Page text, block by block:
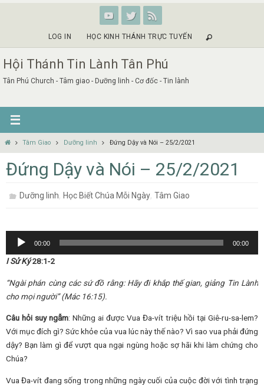
LOG IN HỌC KINH THÁNH TRỰC TUYẾN
Hội Thánh Tin Lành Tân Phú
Tân Phú Church - Tâm giao - Dưỡng linh - Cơ đốc - Tin lành
HomeTâm Giao Dưỡng linh Đứng Dậy và Nói – 25/2/2021
Đứng Dậy và Nói – 25/2/2021
Dưỡng linh,Học Biết Chúa Mỗi Ngày,Tâm Giao
Audio
00:00 00:00
I Sử Ký28:1-2
“Ngài phán cùng các sứ đồ rằng: Hãy đi khắp thế gian, giảng Tin Lành
cho mọi người” (Mác 16:15).
Câu hỏi suy ngẫm: Những ai được Vua Đa-vít triệu hồi tại Giê-ru-sa-lem?
Với mục đích gì? Sức khỏe của vua lúc này thế nào? Vì sao vua phải đứng
dậy? Bạn làm gì để vượt qua ngại ngùng hoặc sợ hãi khi làm chứng cho
Chúa?
Vua Đa-vít đang sống trong những ngày cuối của cuộc đời với tình trạng